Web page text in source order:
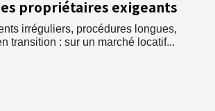
propriétaires exigeants
irréguliers, procédures longues,
transition : sur un marché locatif...